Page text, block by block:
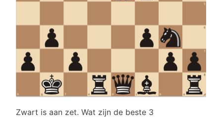
Zwart is aan zet. Wat zijn de beste 3